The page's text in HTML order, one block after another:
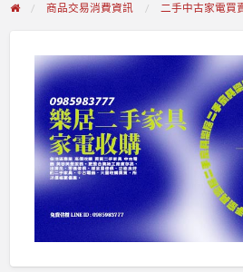
商品交易消費資訊 二手中古家電買